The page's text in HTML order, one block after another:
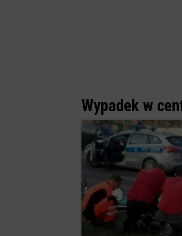
Wypadek w